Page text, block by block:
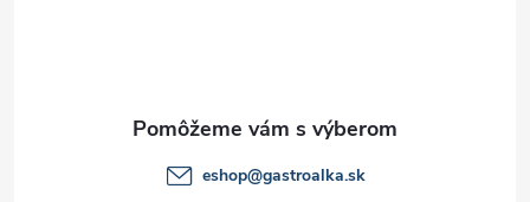
eshop@gastroalka.sk